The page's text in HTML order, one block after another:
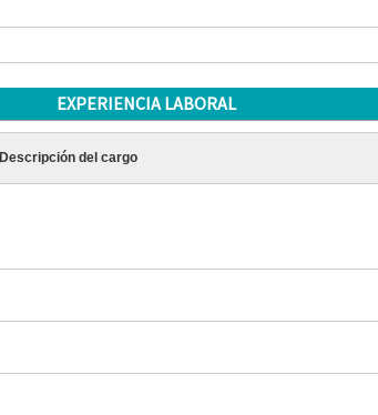
EXPERIENCIA LABORAL
Descripción del cargo